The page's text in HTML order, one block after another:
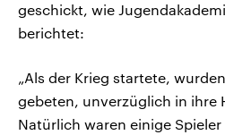
geschickt, wie
berichtet:
„Als der Krieg startete,
gebeten, unverzüglich in ihre
Natürlich waren einige